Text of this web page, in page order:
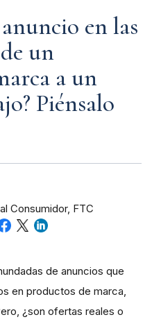
en las
un
a un
Piénsalo
Consumidor, FTC
de anuncios que
en productos de marca,
¿son ofertas reales o